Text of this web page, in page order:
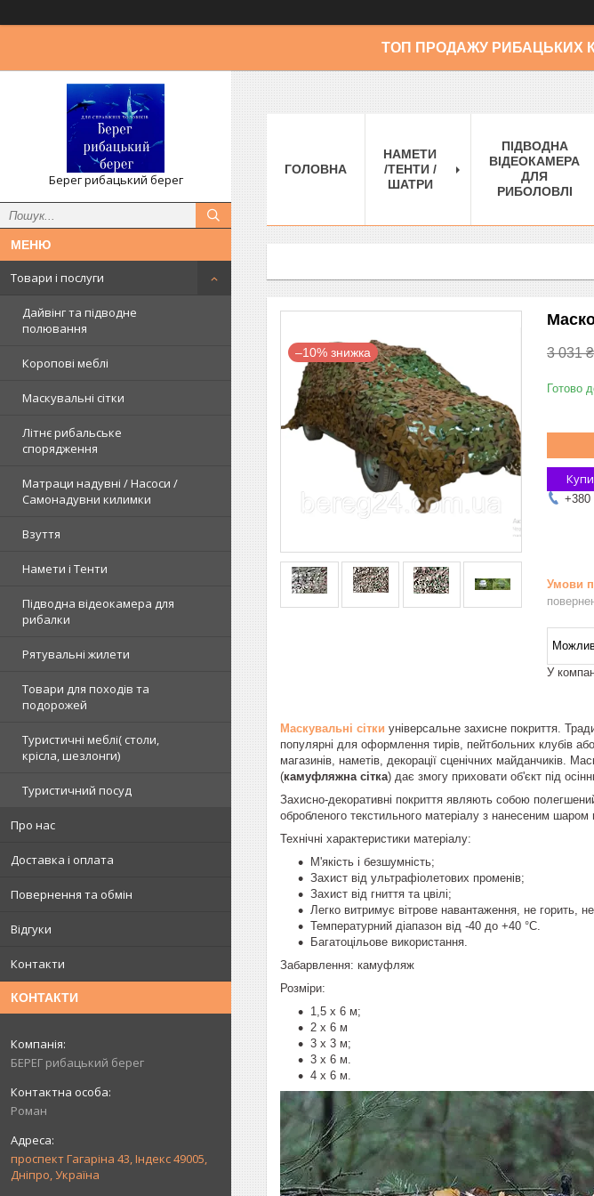
ТОП ПРОДАЖУ РИБАЦЬКИХ
Берег рибацький берег
Товари і послуги
Дайвінг та підводне
полювання
Коропові меблі
Маскувальні сітки
Літнє рибальське
спорядження
Матраци надувні / Насоси /
Самонадувни килимки
Взуття
Намети і Тенти
Підводна відеокамера для
рибалки
Рятувальні жилети
Товари для походів та
подорожей
Туристичні меблі( столи,
крісла, шезлонги)
Туристичний посуд
Про нас
Доставка і оплата
Повернення та обмін
Відгуки
Контакти
КОНТАКТИ
БЕРЕГ рибацький берег
Роман
проспект Гагаріна 43, Індекс 49005,
Дніпро, Україна
ГОЛОВНА
НАМЕТИ
/ТЕНТИ /
ШАТРИ
ПІДВОДНА
ВІДЕОКАМЕРА
ДЛЯ
РИБОЛОВЛІ
–10% 3 031 ₴
Готово
+380
У
Маскувальні сітки універсальне захисне покриття.
популярні для оформлення тирів, пейтбольних клубів
магазинів, наметів, декорації сценічних майданчиків.
(камуфляжна сітка) дає змогу приховати об'єкт під
Захисно-декоративні покриття являють собою
обробленого текстильного матеріалу з нанесеним шаром
Технічні характеристики матеріалу:
М'якість і безшумність;
Захист від ультрафіолетових променів;
Захист від гниття та цвілі;
Легко витримує вітрове навантаження, не горить,
Температурний діапазон від -40 до +40 °C.
Багатоцільове використання.
Забарвлення: камуфляж
Розміри:
1,5 х 6 м;
2 х 6 м
3 х 3 м;
3 х 6 м.
4 х 6 м.